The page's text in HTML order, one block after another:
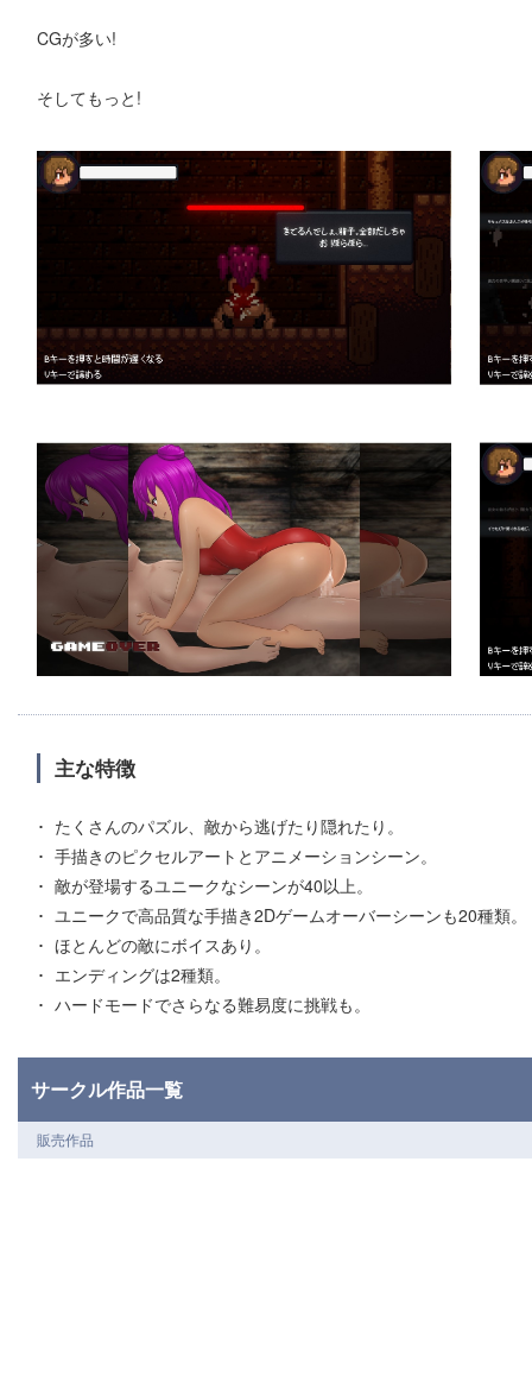
CGが多い!
そしてもっと!
主な特徴
たくさんのパズル、敵から逃げたり隠れたり。
手描きのピクセルアートとアニメーションシーン。
敵が登場するユニークなシーンが40以上。
ユニークで高品質な手描き2Dゲームオーバーシーンも20種類。
ほとんどの敵にボイスあり。
エンディングは2種類。
ハードモードでさらなる難易度に挑戦も。
サークル作品一覧
販売作品